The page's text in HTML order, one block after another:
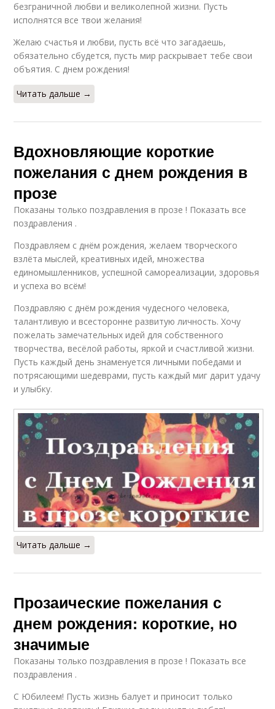
безграничной любви и великолепной жизни. Пусть
исполнятся все твои желания!
Желаю счастья и любви, пусть всё что загадаешь,
обязательно сбудется, пусть мир раскрывает тебе свои
объятия. С днем рождения!
Читать дальше →
Вдохновляющие короткие
пожелания с днем рождения в
прозе
Показаны только поздравления в прозе ! Показать все
поздравления .
Поздравляем с днём рождения, желаем творческого
взлёта мыслей, креативных идей, множества
единомышленников, успешной самореализации, здоровья
и успеха во всём!
Поздравляю с днём рождения чудесного человека,
талантливую и всесторонне развитую личность. Хочу
пожелать замечательных идей для собственного
творчества, весёлой работы, яркой и счастливой жизни.
Пусть каждый день знаменуется личными победами и
потрясающими шедеврами, пусть каждый миг дарит удачу
и улыбку.
Читать дальше →
Прозаические пожелания с
днем рождения: короткие, но
значимые
Показаны только поздравления в прозе ! Показать все
поздравления .
С Юбилеем! Пусть жизнь балует и приносит только